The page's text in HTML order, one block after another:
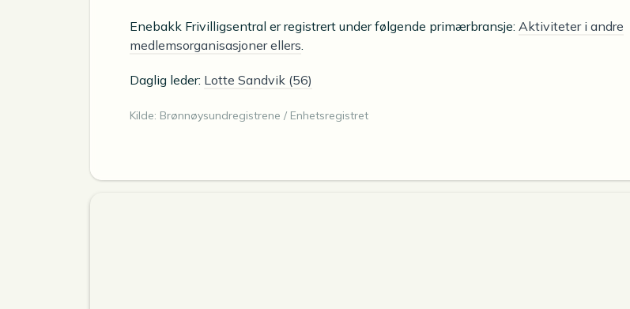
Enebakk Frivilligsentral er registrert under følgende primærbransje: Aktiviteter i andre
medlemsorganisasjoner ellers
Daglig leder: Lotte Sandvik (56)
Kilde: Brønnøysundregistrene / Enhetsregistret